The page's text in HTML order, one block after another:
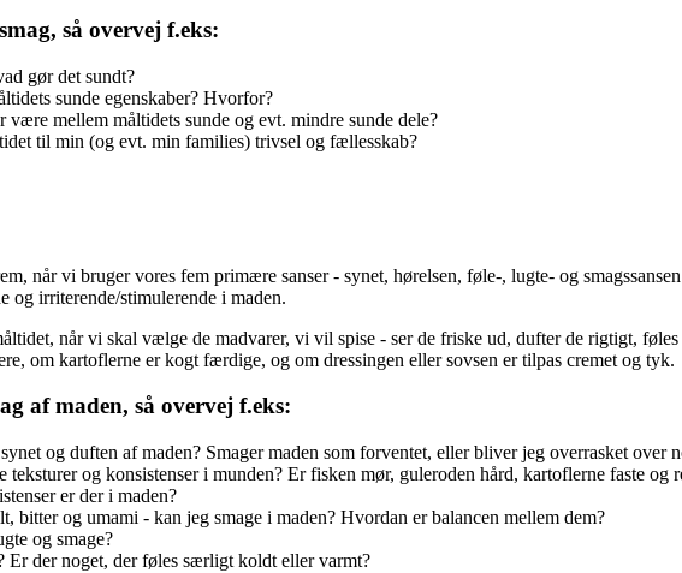
så overvej f.eks:
gør det sundt?
sunde egenskaber? Hvorfor?
være mellem måltidets sunde og evt. mindre sunde dele?
til min (og evt. min families) trivsel og fællesskab?
når vi bruger vores fem primære sanser - synet, hørelsen, føle-, lugte- og
og irriterende/stimulerende i maden.
når vi skal vælge de madvarer, vi vil spise - ser de friske ud, dufter de rigtigt,
om kartoflerne er kogt færdige, og om dressingen eller sovsen er tilpas cremet og tyk.
af maden, så overvej f.eks:
og duften af maden? Smager maden som forventet, eller bliver jeg overrasket over
og konsistenser i munden? Er fisken mør, guleroden hård, kartoflerne faste og
er der i maden?
bitter og umami - kan jeg smage i maden? Hvordan er balancen mellem dem?
og smage?
Er der noget, der føles særligt koldt eller varmt?